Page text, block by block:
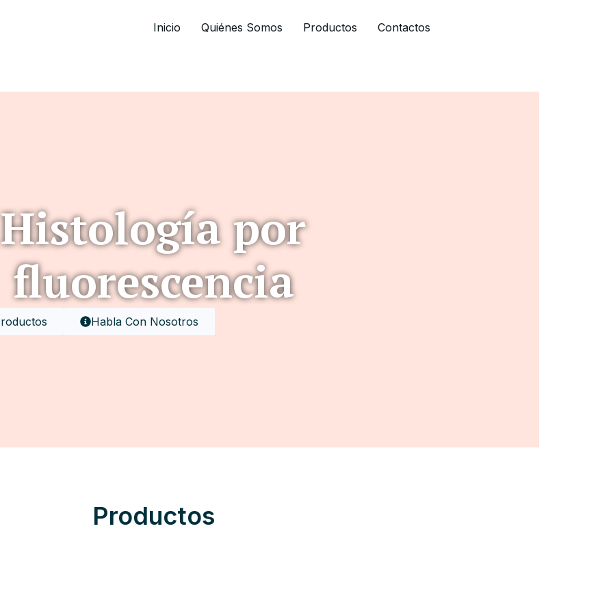
Inicio Quiénes Somos Productos Contactos
Histología por
fluorescencia
Habla Con Nosotros
Productos